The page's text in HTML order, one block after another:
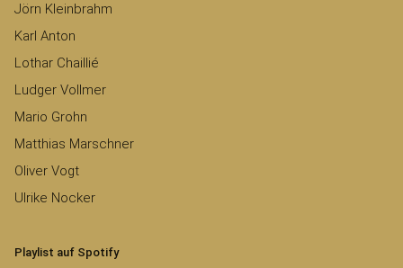
Jörn Kleinbrahm
Karl Anton
Lothar Chaillié
Ludger Vollmer
Mario Grohn
Matthias Marschner
Oliver Vogt
Ulrike Nocker
Playlist auf Spotify